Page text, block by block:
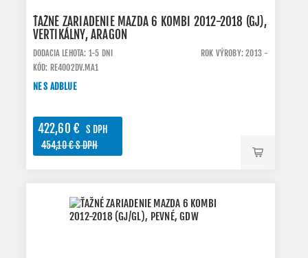
ŤAŽNÉ ZARIADENIE MAZDA 6 KOMBI 2012-2018 (GJ),
VERTIKÁLNY, ARAGON
DODACIA LEHOTA: 1-5 DNI
ROK VÝROBY: 2013 -
KÓD: RE4002DV.MA1
NE S ADBLUE
422,60 €
S DPH
454,10 € S DPH